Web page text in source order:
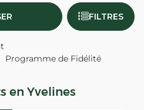
FILTRES
Programme de Fidélité
en Yvelines